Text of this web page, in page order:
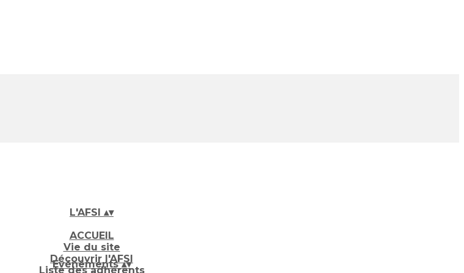
L'AFSI ▴▾
ACCUEIL
Vie du site
Découvrir l'AFSI
Liste des adhérents
Evénements▴▾